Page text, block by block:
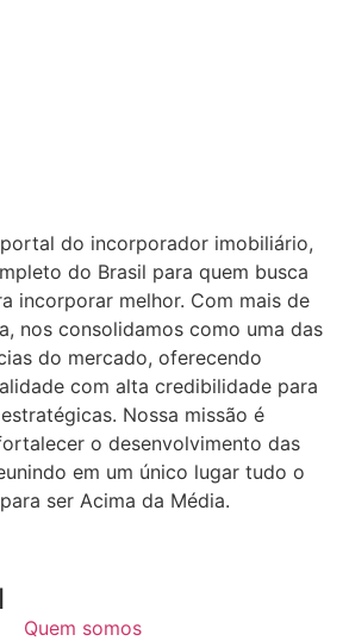
do incorporador imobiliário,
do Brasil para quem busca
incorporar melhor. Com mais de
nos consolidamos como uma das
do mercado, oferecendo
com alta credibilidade para
Nossa missão é
o desenvolvimento das
em um único lugar tudo o
ser Acima da Média.
Quem somos